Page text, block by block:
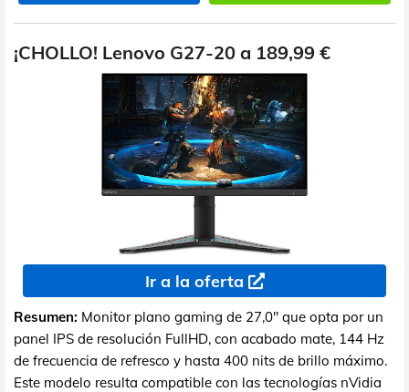
¡CHOLLO! Lenovo G27-20 a 189,99 €
Ir a la oferta
Resumen: Monitor plano gaming de 27,0" que opta por un
panel IPS de resolución FullHD, con acabado mate, 144 Hz
de frecuencia de refresco y hasta 400 nits de brillo máximo.
Este modelo resulta compatible con las tecnologías nVidia